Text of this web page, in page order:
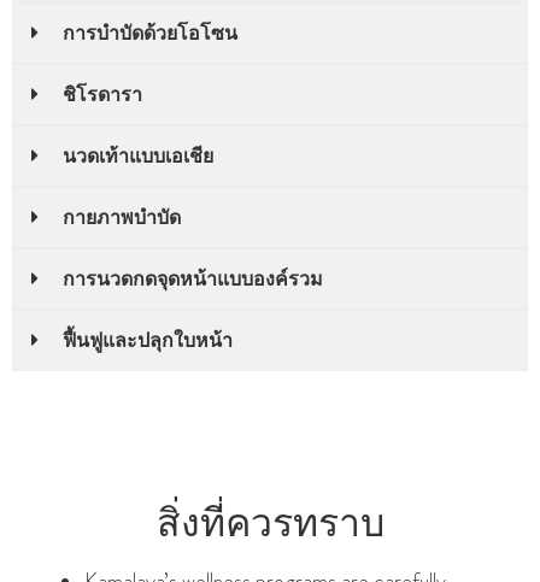
การบําบัดด้วยโอโซน
ชิโรดารา
นวดเท้าแบบเอเชีย
กายภาพบําบัด
การนวดกดจุดหน้าแบบองค์รวม
ฟื้นฟูและปลุกใบหน้า
สิ่งที่ควรทราบ